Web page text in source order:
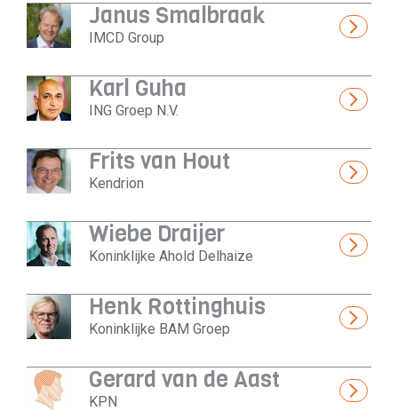
Janus Smalbraak
IMCD Group
Karl Guha
ING Groep N.V.
Frits van Hout
Kendrion
Wiebe Draijer
Koninklijke Ahold Delhaize
Henk Rottinghuis
Koninklijke BAM Groep
Gerard van de Aast
KPN